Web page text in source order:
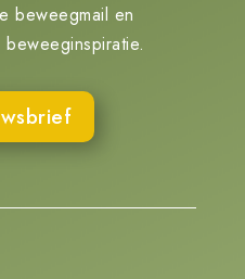
beweegmail en